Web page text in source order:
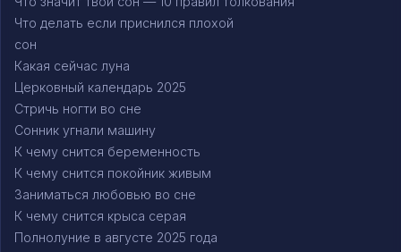
Что делать если приснился плохой
сон
Какая сейчас луна
Церковный календарь 2025
Стричь ногти во сне
Сонник угнали машину
К чему снится беременность
К чему снится покойник живым
Заниматься любовью во сне
К чему снится крыса серая
Полнолуние в августе 2025 года